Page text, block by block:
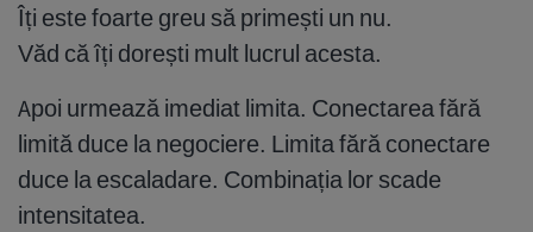
Îți este foarte greu să primești un nu.
Văd că îți dorești mult lucrul acesta.
Apoi urmează imediat limita. Conectarea fără
limită duce la negociere. Limita fără conectare
duce la escaladare. Combinația lor scade
intensitatea.